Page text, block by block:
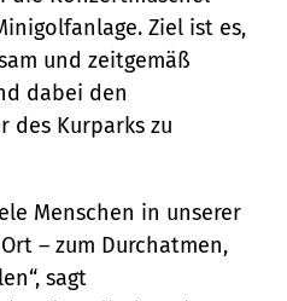
und
Soziales und
Betreuung
Ordnung
Ziel ist es,
und zeitgemäß
dabei den
des Kurparks zu
Menschen in unserer
– zum Durchatmen,
sagt